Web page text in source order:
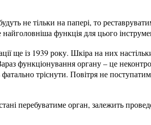
не тільки на папері, то
функція для цього
ще із 1939 року. Шкіра на них
функціонування органу – це
тріснути. Повітря не
перебуватиме орган, залежить